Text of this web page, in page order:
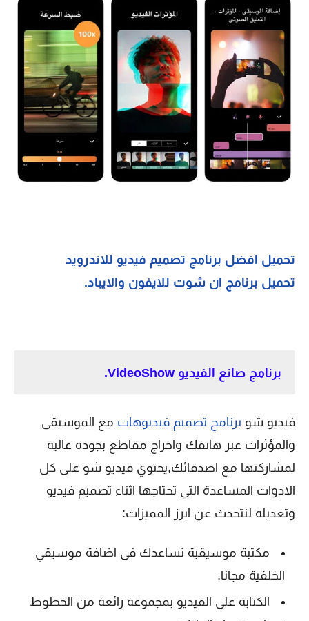
تحميل افضل برنامج تصميم فيديو للاندرويد
تحميل برنامج ان شوت للايفون والايباد.
برنامج صانع الفيديو VideoShow.
فيديو شو برنامج تصميم فيديوهات مع الموسيقى
والمؤثرات عبر هاتفك واخراج مقاطع بجودة عالية
لمشاركتها مع اصدقائك,يحتوي فيديو شو على كل
الادوات المساعدة التي تحتاجها اثناء تصميم فيديو
وتعديله لنتحدث عن ابرز المميزات:
مكتبة موسيقية تساعدك فى اضافة موسيقي
الخلفية مجانا.
الكتابة على الفيديو بمجموعة رائعة من الخطوط